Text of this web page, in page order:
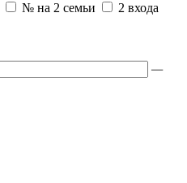
№ на 2 семьи
2 входа
—